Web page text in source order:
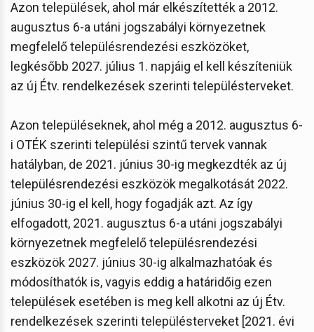
Azon települések, ahol már elkészítették a 2012.
augusztus 6-a utáni jogszabályi környezetnek
megfelelő településrendezési eszközöket,
legkésőbb 2027. július 1. napjáig el kell készíteniük
az új Étv. rendelkezések szerinti településterveket.
Azon településeknek, ahol még a 2012. augusztus 6-
i OTÉK szerinti települési szintű tervek vannak
hatályban, de 2021. június 30-ig megkezdték az új
településrendezési eszközök megalkotását 2022.
június 30-ig el kell, hogy fogadják azt. Az így
elfogadott, 2021. augusztus 6-a utáni jogszabályi
környezetnek megfelelő településrendezési
eszközök 2027. június 30-ig alkalmazhatóak és
módosíthatók is, vagyis eddig a határidőig ezen
települések esetében is meg kell alkotni az új Étv.
rendelkezések szerinti településterveket [2021. évi